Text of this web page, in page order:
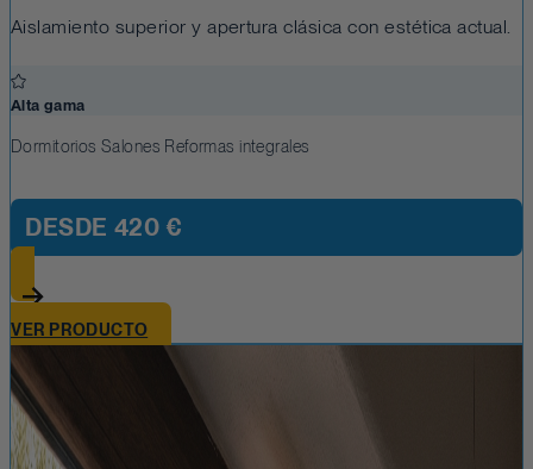
Aislamiento superior y apertura clásica con estética actual.
Alta gama
Dormitorios Salones Reformas integrales
DESDE 420 €
VER PRODUCTO